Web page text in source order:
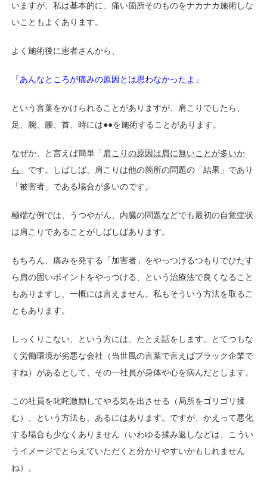
いますが、私は基本的に、痛い箇所そのものをナカナカ施術しな
いこともよくあります。
よく施術後に患者さんから、
「あんなところが痛みの原因とは思わなかったよ」
という言葉をかけられることがありますが、肩こりでしたら、
足、腕、腰、首、時には●●を施術することがあります。
なぜか、と言えば簡単「 肩こりの原因は肩に無いことが多いか
ら 」です。しばしば、肩こりは他の箇所の問題の 「結果」であり
「被害者」である場合が多いのです。
極端な例では、うつやがん、内臓の問題などでも最初の自覚症状
は肩こりであることがしばしばあります。
もちろん、痛みを発する「加害者」をやっつけるつもりでひたす
ら肩の固いポイントをやっつける、という治療法で良くなること
もありますし、一概には言えません。私もそういう方法を取るこ
ともあります。
しっくりこない、という方には、たとえ話をします。 とてつもな
く労働環境が劣悪な会社（当世風の言葉で言えばブラック企業で
すね）があるとして、 その一社員が身体や心を病んだとします。
この社員を叱咤激励してやる気を出させる（局所をゴリゴリ揉
む）、という方法も、あるにはあります。 ですが、かえって悪化
する場合も少なくありません （いわゆる揉み返しなどは、こうい
うイメージでとらえていただくと分かりやすいかもしれません
ね）。